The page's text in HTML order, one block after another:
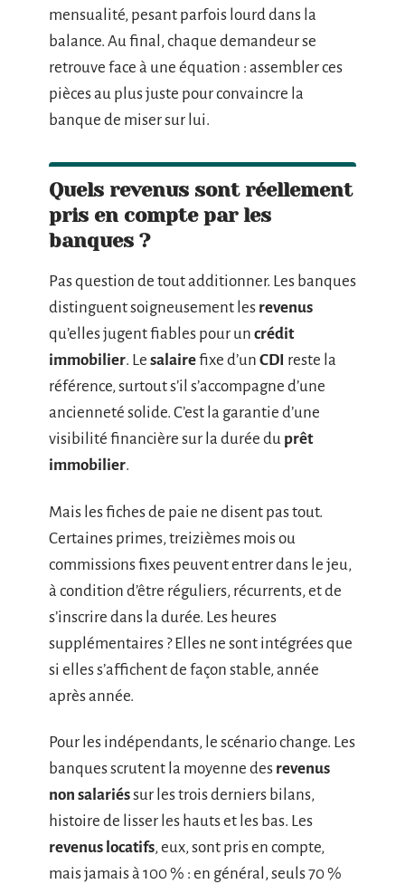
mensualité, pesant parfois lourd dans la
balance. Au final, chaque demandeur se
retrouve face à une équation : assembler ces
pièces au plus juste pour convaincre la
banque de miser sur lui.
Quels revenus sont réellement
pris en compte par les
banques ?
Pas question de tout additionner. Les banques
distinguent soigneusement les revenus
qu’elles jugent fiables pour un crédit
immobilier. Le salairefixe d’un CDI reste la
référence, surtout s’il s’accompagne d’une
ancienneté solide. C’est la garantie d’une
visibilité financière sur la durée du prêt
immobilier.
Mais les fiches de paie ne disent pas tout.
Certaines primes, treizièmes mois ou
commissions fixes peuvent entrer dans le jeu,
à condition d’être réguliers, récurrents, et de
s’inscrire dans la durée. Les heures
supplémentaires ? Elles ne sont intégrées que
si elles s’affichent de façon stable, année
après année.
Pour les indépendants, le scénario change. Les
banques scrutent la moyenne des revenus
non salariéssur les trois derniers bilans,
histoire de lisser les hauts et les bas. Les
revenus locatifs, eux, sont pris en compte,
mais jamais à 100 % : en général, seuls 70 %